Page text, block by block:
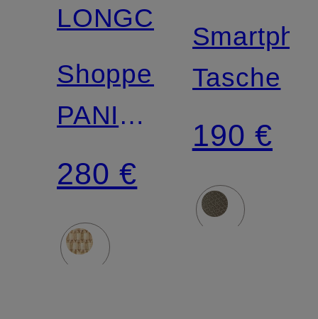
LONGCHAMP
Shopper
PANIER
SMALL
280 €
Tasche
190 €